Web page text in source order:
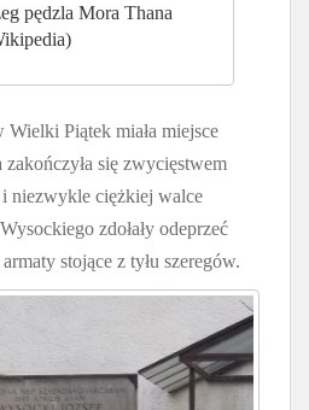
pędzla Mora Thana
Piątek miała miejsce
się zwycięstwem
niezwykle ciężkiej walce
zdołały odeprzeć
stojące z tyłu szeregów.